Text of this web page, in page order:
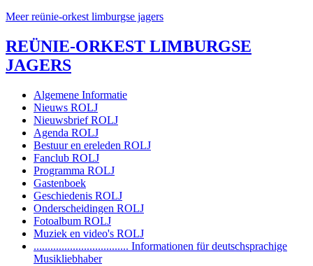
Meer reünie-orkest limburgse jagers
REÜNIE-ORKEST LIMBURGSE
JAGERS
Algemene Informatie
Nieuws ROLJ
Nieuwsbrief ROLJ
Agenda ROLJ
Bestuur en ereleden ROLJ
Fanclub ROLJ
Programma ROLJ
Gastenboek
Geschiedenis ROLJ
Onderscheidingen ROLJ
Fotoalbum ROLJ
Muziek en video's ROLJ
.................................. Informationen für deutschsprachige
Musikliebhaber